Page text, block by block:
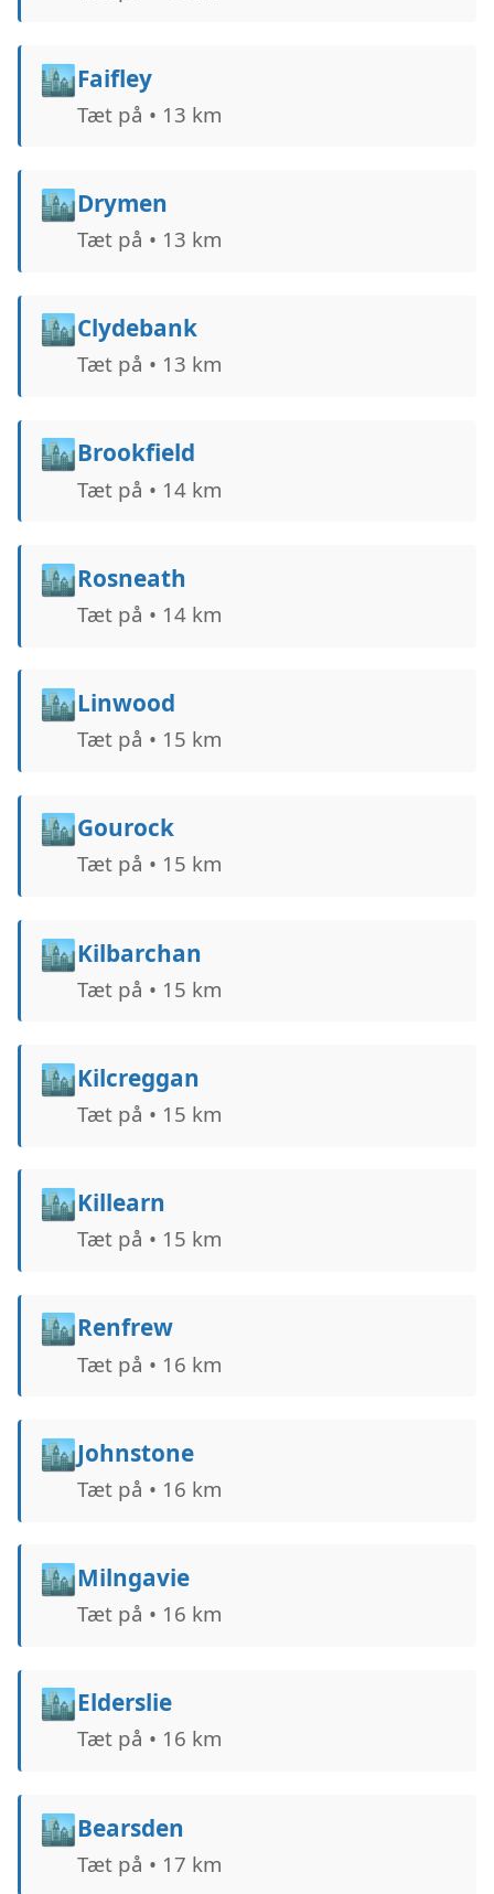
🏙️Faifley
Tæt på • 13 km
🏙️Drymen
Tæt på • 13 km
🏙️Clydebank
Tæt på • 13 km
🏙️Brookfield
Tæt på • 14 km
🏙️Rosneath
Tæt på • 14 km
🏙️Linwood
Tæt på • 15 km
🏙️Gourock
Tæt på • 15 km
🏙️Kilbarchan
Tæt på • 15 km
🏙️Kilcreggan
Tæt på • 15 km
🏙️Killearn
Tæt på • 15 km
🏙️Renfrew
Tæt på • 16 km
🏙️Johnstone
Tæt på • 16 km
🏙️Milngavie
Tæt på • 16 km
🏙️Elderslie
Tæt på • 16 km
🏙️Bearsden
Tæt på • 17 km